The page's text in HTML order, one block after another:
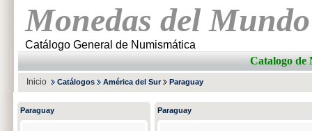
Monedas del Mundo
Catálogo General de Numismática
Catalogo de
Inicio Catálogos América del Sur Paraguay
Paraguay Paraguay